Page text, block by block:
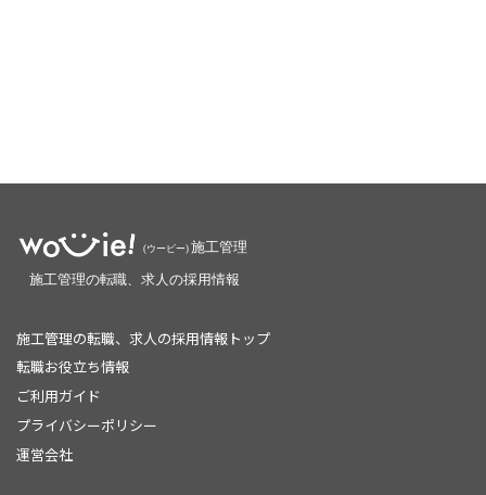
施工管理の転職、求人の採用情報トップ
転職お役立ち情報
ご利用ガイド
プライバシーポリシー
運営会社